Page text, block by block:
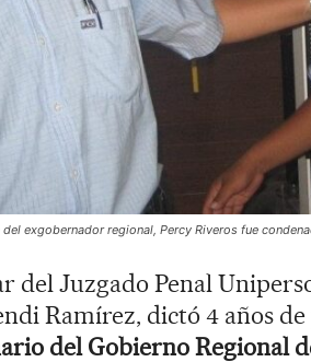
exgobernador regional, Percy Riveros fue
del Juzgado Penal
Ramírez, dictó 4 años
del Gobierno Regional